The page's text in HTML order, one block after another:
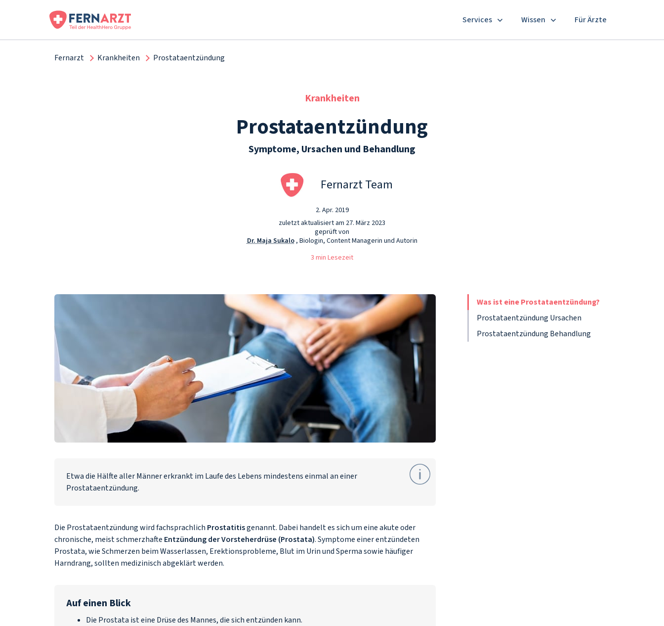
Services Wissen Für Ärzte
Fernarzt Krankheiten Prostataentzündung
Krankheiten
Prostataentzündung
Symptome, Ursachen und Behandlung
Fernarzt Team
2. Apr. 2019
zuletzt aktualisiert am 27. März 2023
geprüft von
Dr. Maja Sukalo, Biologin, Content Managerin und Autorin
3 min Lesezeit
Was ist eine Prostataentzündung?
Prostataentzündung Ursachen
Prostataentzündung Behandlung
Etwa die Hälfte aller Männer erkrankt im Laufe des Lebens mindestens einmal an einer
Prostataentzündung.
Die Prostataentzündung wird fachsprachlich Prostatitisgenannt. Dabei handelt es sich um eine akute oder
chronische, meist schmerzhafte Entzündung der Vorsteherdrüse (Prostata). Symptome einer entzündeten
Prostata, wie Schmerzen beim Wasserlassen, Erektionsprobleme, Blut im Urin und Sperma sowie häufiger
Harndrang, sollten medizinisch abgeklärt werden.
Auf einen Blick
Die Prostata ist eine Drüse des Mannes, die sich entzünden kann.